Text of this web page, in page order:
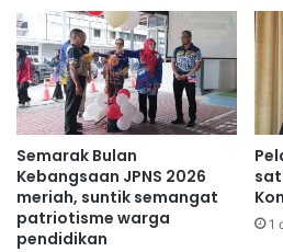
t
P
e
l
a
n
d
u
k
r
i
S
e
m
b
i
l
a
n
c
Semarak Bulan
Kebangsaan JPNS 2026
meriah, suntik semangat
patriotisme warga
pendidikan
1